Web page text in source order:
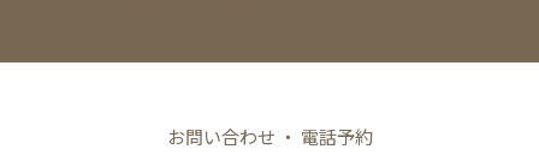
お問い合わせ ・ 電話予約